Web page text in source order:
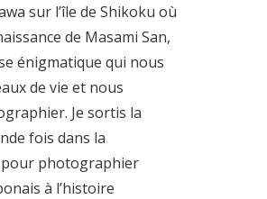
sur l’île de Shikoku où
de Masami San,
énigmatique qui nous
de vie et nous
Je sortis la
fois dans la
photographier
à l’histoire